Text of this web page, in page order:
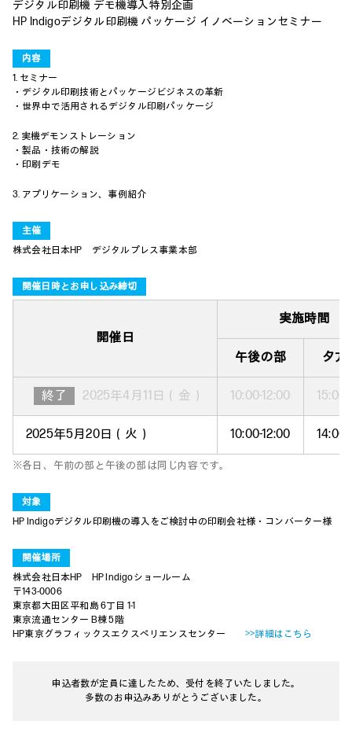
デジタル印刷機 デモ機導入特別企画
HP Indigoデジタル印刷機 パッケージ イノベーションセミナー
内容
1. セミナー
・デジタル印刷技術とパッケージビジネスの革新
・世界中で活用されるデジタル印刷パッケージ
2. 実機デモンストレーション
・製品・技術の解説
・印刷デモ
3. アプリケーション、事例紹介
主催
株式会社日本HP デジタルプレス事業本部
開催日時とお申し込み締切
開催日
実施時間
午後の部 夕方
終了 2025年4月11日（金） 10:00-12:00 15:00-
2025年5月20日（火） 10:00-12:00 14:00-
※各日、午前の部と午後の部は同じ内容です。
対象
HP Indigoデジタル印刷機の導入をご検討中の印刷会社様・コンバーター様
開催場所
株式会社日本HP HP Indigoショールーム
〒143-0006
東京都大田区平和島 6丁目 1-1
東京流通センター B棟 5階
HP東京グラフィックスエクスペリエンスセンター >>詳細はこちら
申込者数が定員に達したため、受付を終了いたしました。
多数のお申込みありがとうございました。